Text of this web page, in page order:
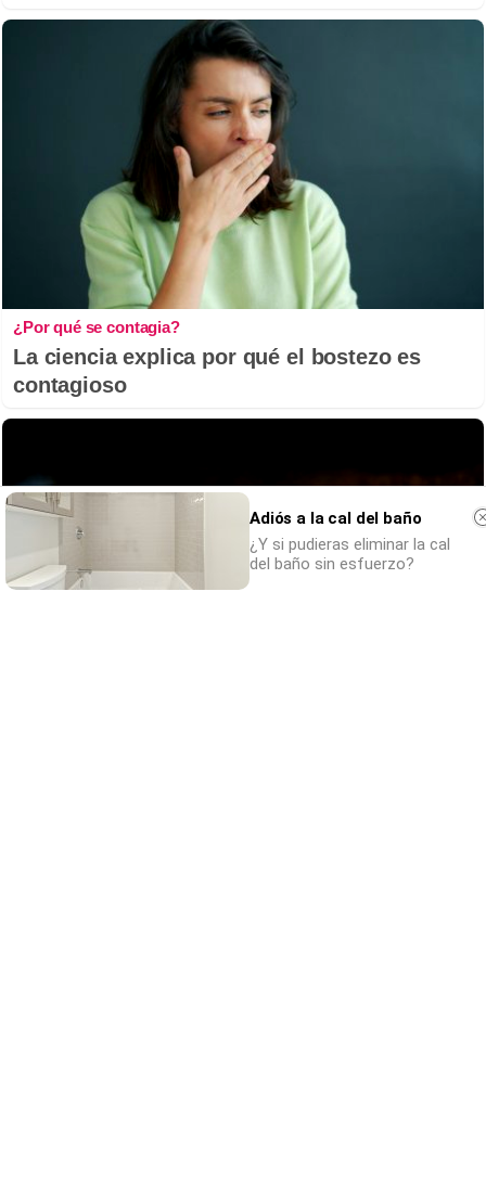
¿Por qué se contagia?
La ciencia explica por qué el bostezo es
contagioso
Adiós a la cal del baño
¿Y si pudieras eliminar la cal
del baño sin esfuerzo?